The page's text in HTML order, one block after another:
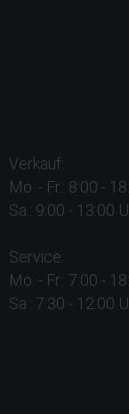
Verkauf:
Mo. - Fr.: 8:00 -
Sa.: 9:00 - 13:00
Service:
Mo. - Fr.: 7:00 -
Sa.: 7:30 - 12:00